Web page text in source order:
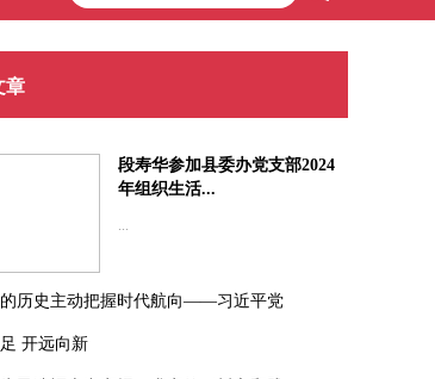
章
段寿华参加县委办党支部2024
年组织生活...
...
历史主动把握时代航向——习近平党
开远向新